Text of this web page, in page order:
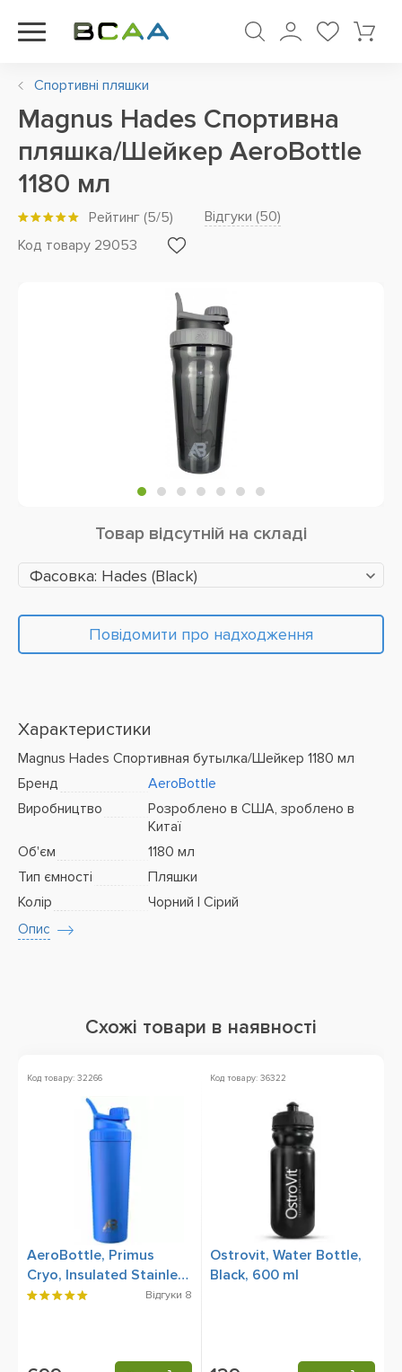
Спортивні пляшки
Magnus Hades Спортивна
пляшка/Шейкер AeroBottle
1180 мл
Рейтинг (5/5) Відгуки (50)
Код товару 29053
Товар відсутній на складі
Фасовка: Hades (Black)
Повідомити про надходження
Характеристики
Magnus Hades Спортивная бутылка/Шейкер 1180 мл
Бренд
AeroBottle
Виробництво
Розроблено в США, зроблено в
Китаї
Об'єм
1180 мл
Тип ємності
Пляшки
Колір
Чорний | Сірий
Опис
Схожі товари в наявності
Код товару: 32266
AeroBottle, Primus
Cryo, Insulated Stainless
Steel, Artic Sea,
Відгуки 8
Код товару: 36322
Ostrovit, Water Bottle,
Black, 600 ml